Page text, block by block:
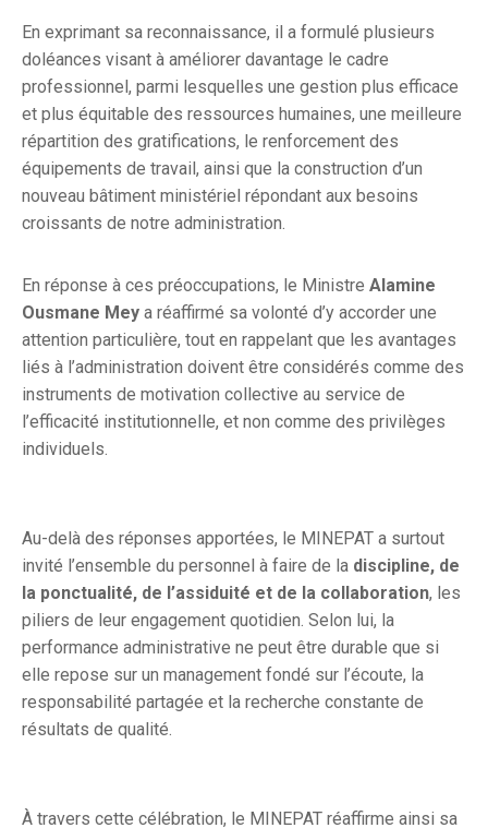
En exprimant sa reconnaissance, il a formulé plusieurs
doléances visant à améliorer davantage le cadre
professionnel, parmi lesquelles une gestion plus efficace
et plus équitable des ressources humaines, une meilleure
répartition des gratifications, le renforcement des
équipements de travail, ainsi que la construction d’un
nouveau bâtiment ministériel répondant aux besoins
croissants de notre administration.
En réponse à ces préoccupations, le Ministre Alamine
Ousmane Mey a réaffirmé sa volonté d’y accorder une
attention particulière, tout en rappelant que les avantages
liés à l’administration doivent être considérés comme des
instruments de motivation collective au service de
l’efficacité institutionnelle, et non comme des privilèges
individuels.
Au-delà des réponses apportées, le MINEPAT a surtout
invité l’ensemble du personnel à faire de la discipline, de
la ponctualité, de l’assiduité et de la collaboration, les
piliers de leur engagement quotidien. Selon lui, la
performance administrative ne peut être durable que si
elle repose sur un management fondé sur l’écoute, la
responsabilité partagée et la recherche constante de
résultats de qualité.
À travers cette célébration, le MINEPAT réaffirme ainsi sa